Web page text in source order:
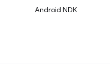
Android NDK